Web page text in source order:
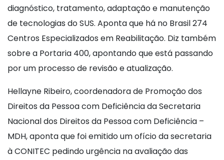
diagnóstico, tratamento, adaptação e manutenção
de tecnologias do SUS. Aponta que há no Brasil 274
Centros Especializados em Reabilitação. Diz também
sobre a Portaria 400, apontando que está passando
por um processo de revisão e atualização.
Hellayne Ribeiro, coordenadora de Promoção dos
Direitos da Pessoa com Deficiência da Secretaria
Nacional dos Direitos da Pessoa com Deficiência –
MDH, aponta que foi emitido um ofício da secretaria
à CONITEC pedindo urgência na avaliação das